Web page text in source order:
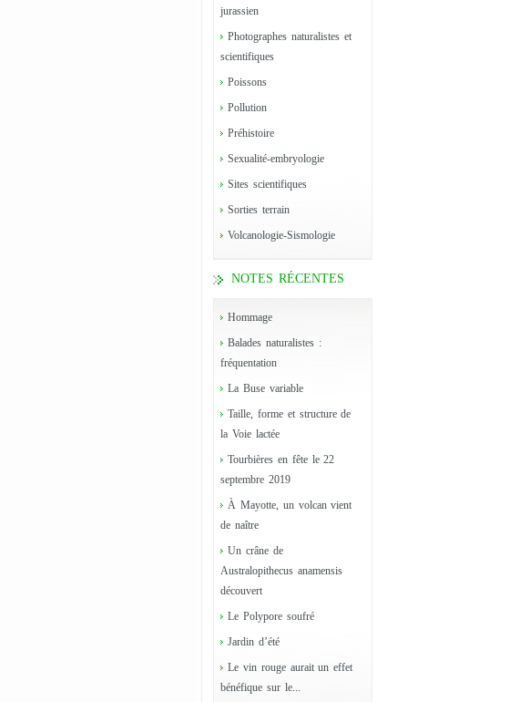
jurassien
Photographes naturalistes et
scientifiques
Poissons
Pollution
Préhistoire
Sexualité-embryologie
Sites scientifiques
Sorties terrain
Volcanologie-Sismologie
NOTES RÉCENTES
Hommage
Balades naturalistes :
fréquentation
La Buse variable
Taille, forme et structure de
la Voie lactée
Tourbières en fête le 22
septembre 2019
À Mayotte, un volcan vient
de naître
Un crâne de
Australopithecus anamensis
découvert
Le Polypore soufré
Jardin d’été
Le vin rouge aurait un effet
bénéfique sur le...